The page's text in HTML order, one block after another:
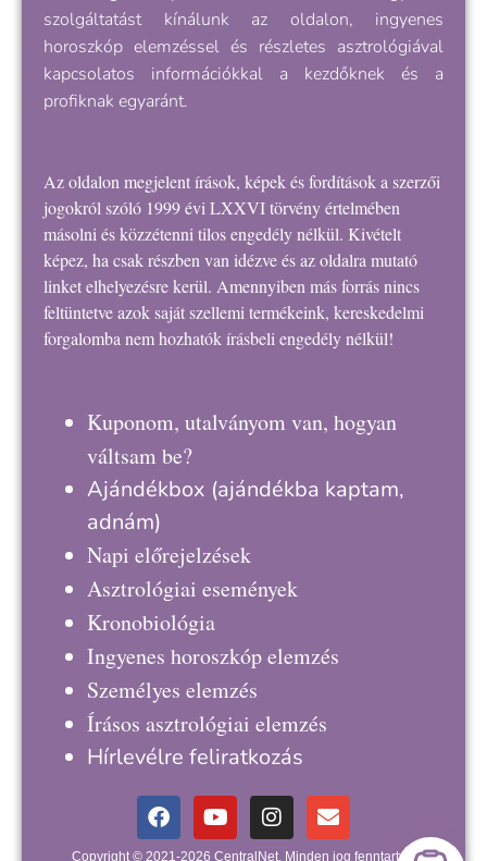
szolgáltatást kínálunk az oldalon, ingyenes
horoszkóp elemzéssel és részletes asztrológiával
kapcsolatos információkkal a kezdőknek és a
profiknak egyaránt.
Az oldalon megjelent írások, képek és fordítások a szerzői
jogokról szóló 1999 évi LXXVI törvény értelmében
másolni és közzétenni tilos engedély nélkül. Kivételt
képez, ha csak részben van idézve és az oldalra mutató
linket elhelyezésre kerül. Amennyiben más forrás nincs
feltüntetve azok saját szellemi termékeink, kereskedelmi
forgalomba nem hozhatók írásbeli engedély nélkül!
Kuponom, utalványom van, hogyan
váltsam be?
Ajándékbox (ajándékba kaptam,
adnám)
Napi előrejelzések
Asztrológiai események
Kronobiológia
Ingyenes horoszkóp elemzés
Személyes elemzés
Írásos asztrológiai elemzés
Hírlevélre feliratkozás
Copyright © 2021-2026 CentralNet. Minden jog fenntartva.